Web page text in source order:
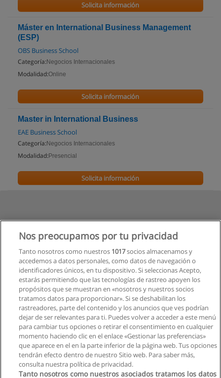
Solicita información
Máster en International Business Management
(ESP)
OBS Business School
Categoría: Negocios Internacionales
Modalidad:Online
Solicita información
Master in International Business
EAE Business School
Categoría: Negocios Internacionales
Modalidad: Presencial
Solicita información
Nos preocupamos por tu privacidad
Tanto nosotros como nuestros 1017socios almacenamos y
accedemos a datos personales, como datos de navegación o
identificadores únicos, en tu dispositivo. Si seleccionas Acepto,
estarás permitiendo que las tecnologías de rastreo apoyen los
propósitos que se muestran en «nosotros y nuestros socios
tratamos datos para proporcionar». Si se deshabilitan los
rastreadores, parte del contenido y los anuncios que ves podrían
dejar de ser relevantes para ti. Puedes volver a acceder a este menú
para cambiar tus opciones o retirar el consentimiento en cualquier
momento haciendo clic en el enlace «Gestionar las preferencias»
que aparece en el en la parte inferior de la página web. Tus opciones
tendrán efecto dentro de nuestro Sitio web. Para saber más,
consulta nuestra política de privacidad.
Tanto nosotros como nuestros asociados tratamos los datos